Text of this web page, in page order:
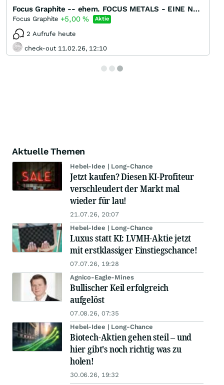
Focus Graphite -- ehem. FOCUS METALS - EINE NEUE GRAPHIT / REE - PERLE !!!!
Focus Graphite +5,00% Aktie
2 Aufrufe heute
check-out 11.02.26, 12:10
Aktuelle Themen
Hebel-Idee | Long-Chance
Jetzt kaufen? Diesen KI-Profiteur
verschleudert der Markt mal
wieder für lau!
21.07.26, 20:07
Hebel-Idee | Long-Chance
Luxus statt KI: LVMH-Aktie jetzt
mit erstklassiger Einstiegschance!
07.07.26, 19:28
Agnico-Eagle-Mines
Bullischer Keil erfolgreich
aufgelöst
07.08.26, 07:35
Hebel-Idee | Long-Chance
Biotech-Aktien gehen steil – und
hier gibt's noch richtig was zu
holen!
30.06.26, 19:32